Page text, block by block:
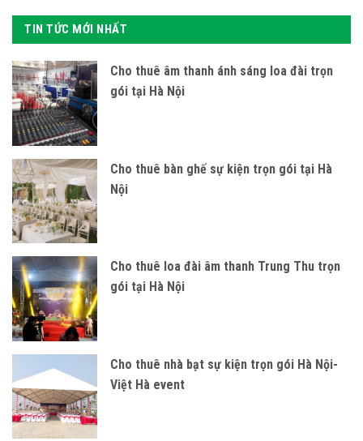
TIN TỨC MỚI NHẤT
Cho thuê âm thanh ánh sáng loa đài trọn
gói tại Hà Nội
Cho thuê bàn ghế sự kiện trọn gói tại Hà
Nội
Cho thuê loa đài âm thanh Trung Thu trọn
gói tại Hà Nội
Cho thuê nhà bạt sự kiện trọn gói Hà Nội-
Việt Hà event